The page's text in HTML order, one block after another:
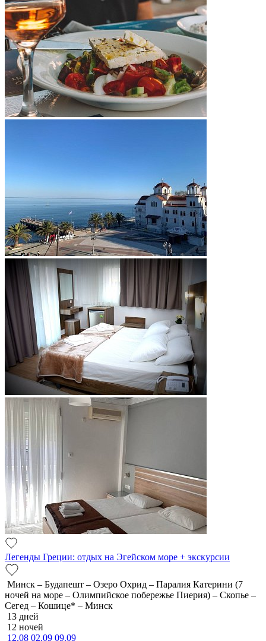
Легенды Греции: отдых на Эгейском море + экскурсии
Минск – Будапешт – Озеро Охрид – Паралия Катерини (7
ночей на море – Олимпийское побережье Пиерия) – Скопье –
Сегед – Кошице* – Минск
13 дней
12 ночей
12.08 02.09 09.09